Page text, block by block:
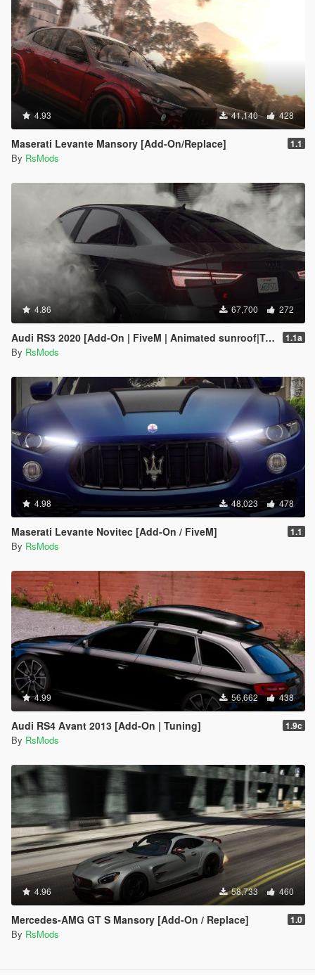
4.93 41,140 428
Maserati Levante Mansory [Add-On/Replace] 1.1
By RsMods
4.86 67,700 272
Audi RS3 2020 [Add-On | FiveM | Animated sunroof|Tuning] 1.1a
By RsMods
4.98 48,023 478
Maserati Levante Novitec [Add-On / FiveM] 1.1
By RsMods
4.99 56,662 438
Audi RS4 Avant 2013 [Add-On | Tuning] 1.9c
By RsMods
4.96 58,733 460
Mercedes-AMG GT S Mansory [Add-On / Replace] 1.0
By RsMods